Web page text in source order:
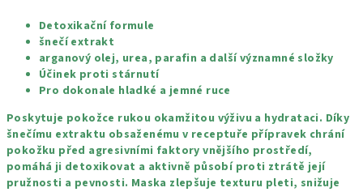
Detoxikační formule
šnečí extrakt
arganový olej, urea, parafin a další významné složky
Účinek proti stárnutí
Pro dokonale hladké a jemné ruce
Poskytuje pokožce rukou okamžitou výživu a hydrataci. Díky
šnečímu extraktu obsaženému v receptuře přípravek chrání
pokožku před agresivními faktory vnějšího prostředí,
pomáhá ji detoxikovat a aktivně působí proti ztrátě její
pružnosti a pevnosti. Maska zlepšuje texturu pleti, snižuje